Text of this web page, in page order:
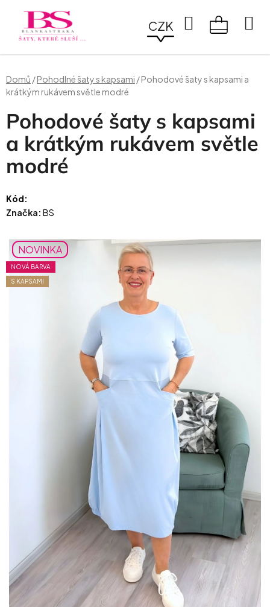
obsah
CZK
Hledat
Domů /Pohodlné šaty s kapsami /Pohodové šaty s kapsami a
krátkým rukávem světle modré
Pohodové šaty s kapsami
a krátkým rukávem světle
modré
Kód:
Značka: BS
NOVINKA
NOVÁ BARVA
S KAPSAMI